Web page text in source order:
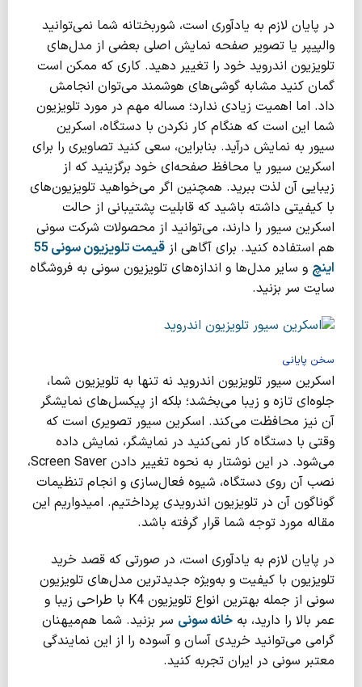
در پایان لازم به یادآوری است، شوربختانه شما نمی‌توانید
والپیپر یا تصویر صفحه نمایش اصلی بعضی از مدل‌های
‌‌‌‌تلویزیون اندروید خود را تغییر دهید. کاری که ممکن است
گمان کنید مشابه گوشی‌های هوشمند می‌توان انجامش
داد. اما اهمیت زیادی ندارد؛ مساله مهم در مورد تلویزیون
شما این است که هنگام کار نکردن با دستگاه، اسکرین
سیور به نمایش در‌آید. بنابراین، سعی کنید تصاویری را برای
اسکرین سیور یا محافظ صفحه‌ای خود برگزینید که از
زیبایی آن لذت ‌ببرید. همچنین اگر می‌خواهید تلویزیون‌های
با کیفیتی داشته باشید که قابلیت پشتیبانی از حالت
اسکرین سیور را دارند، می‌توانید از محصولات شرکت سونی
هم استفاده کنید. برای آگاهی از
قیمت تلویزیون سونی 55
اینچ و سایر مدل‌ها و اندازه‌های تلویزیون سونی به فروشگاه
سایت سر بزنید.
سخن پایانی
اسکرین سیور تلویزیون اندروید نه تنها به تلویزیون شما،
جلوه‌ای تازه و زیبا می‌بخشد؛ بلکه از پیکسل‌های نمایشگر
آن نیز محافظت می‌کند. اسکرین سیور تصویری است که
وقتی با دستگاه کار نمی‌کنید در نمایشگر، نمایش داده
می‌شود. در این نوشتار به نحوه تغییر دادن Screen Saver،
نصب آن روی دستگاه، شیوه فعال‌سازی و انجام تنظیمات
گوناگون آن در تلویزیون اندرویدی پرداختیم. امیدواریم این
مقاله مورد توجه شما قرار گرفته باشد.
در پایان لازم به یادآوری است، در صورتی که قصد خرید
تلویزیون با کیفیت و به‌ویژه جدیدترین مدل‌های تلویزیون
سونی از جمله بهترین انواع تلویزیون K4 با طراحی زیبا و
عمر بالا را دارید، به خانه سونی سر بزنید. شما هم‌میهنان
گرا‌می‌ می‌توانید خریدی آسان و آسوده را از این نمایندگی
معتبر سونی در ایران تجربه کنید.